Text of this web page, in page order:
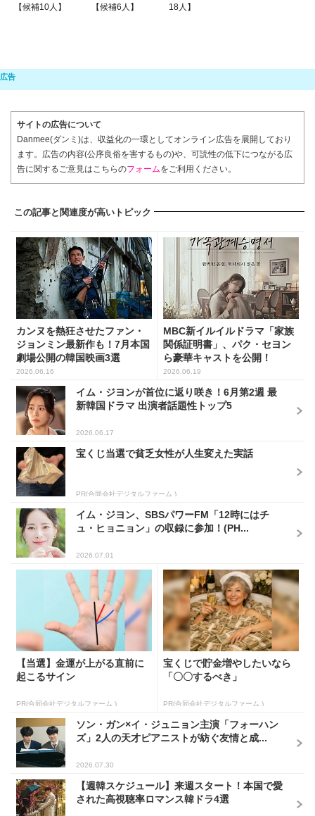
【候補10人】
【候補6人】
18人】
サイトの広告について
Danmee(ダンミ)は、収益化の一環としてオンライン広告を展開しており
ます。広告の内容(公序良俗を害するもの)や、可読性の低下につながる広
告に関するご意見はこちらのフォームをご利用ください。
この記事と関連度が高いトピック
カンヌを熱狂させたファン・
ジョンミン最新作も！7月本国
劇場公開の韓国映画3選
2026.06.16
MBC新イルイルドラマ「家族
関係証明書」、パク・セヨン
ら豪華キャストを公開！
2026.06.19
イム・ジヨンが首位に返り咲き！6月第2週 最
新韓国ドラマ 出演者話題性トップ5
2026.06.17
宝くじ当選で貧乏女性が人生変えた実話
PR(合同会社デジタルファーム )
イム・ジヨン、SBSパワーFM「12時にはチ
ュ・ヒョニョン」の収録に参加！(PH...
2026.07.01
【当選】金運が上がる直前に
起こるサイン
PR(合同会社デジタルファーム )
宝くじで貯金増やしたいなら
「〇〇するべき」
PR(合同会社デジタルファーム )
ソン・ガン×イ・ジュニョン主演「フォーハン
ズ」2人の天才ピアニストが紡ぐ友情と成...
2026.07.30
【週韓スケジュール】来週スタート！本国で愛
された高視聴率ロマンス韓ドラ4選